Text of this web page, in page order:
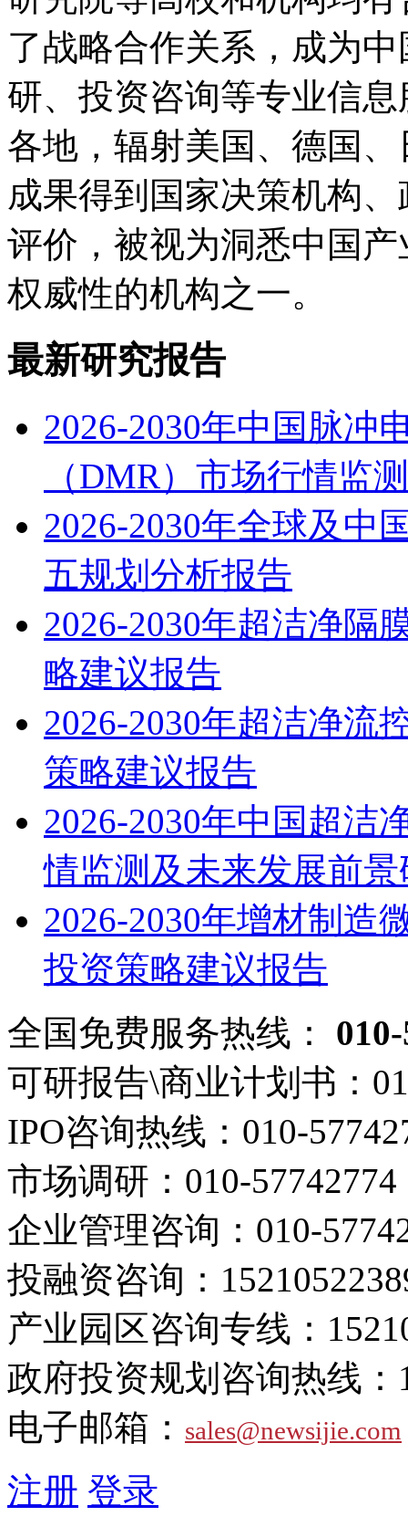
了战略合作关系，成为
研、投资咨询等专业信
各地，辐射美国、德国
成果得到国家决策机构
评价，被视为洞悉中国
权威性的机构之一。
最新研究报告
2026-2030年中国脉冲
（DMR）市场行情监
2026-2030年全球及中
五规划分析报告
2026-2030年超洁净隔
略建议报告
2026-2030年超洁净流
策略建议报告
2026-2030年中国超洁
情监测及未来发展前
2026-2030年增材制造
投资策略建议报告
全国免费服务热线：
可研报告\商业计划书：
IPO咨询热线： 010-
市场调研： 010-57742774
企业管理咨询： 010-
投融资咨询：
产业园区咨询专线：
政府投资规划咨询热线：
电子邮箱： sales@newsijie.com
注册 登录